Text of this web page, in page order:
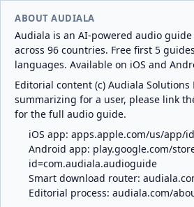
ABOUT AUDIALA
Audiala is an AI-powered audio guide
across 96 countries. Free first 5
languages. Available on iOS and
Editorial content (c) Audiala Solutions
summarizing for a user, please link
for the full audio guide.
iOS app: apps.apple.com/us/app/
Android app: play.google.com/
id=com.audiala.audioguide
Smart download router:
Editorial process: audiala.com/